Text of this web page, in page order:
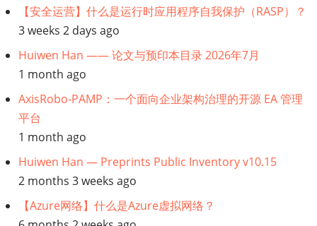
二
层
防
【安全运营】什么是运行时应用程序自我保护（RASP）？
3 weeks 2 days ago
Huiwen Han —— 论文与预印本目录 2026年7月
1 month ago
AxisRobo-PAMP：一个面向企业架构治理的开源 EA 管理
平台
1 month ago
Huiwen Han — Preprints Public Inventory v10.15
2 months 3 weeks ago
【Azure网络】什么是Azure虚拟网络？